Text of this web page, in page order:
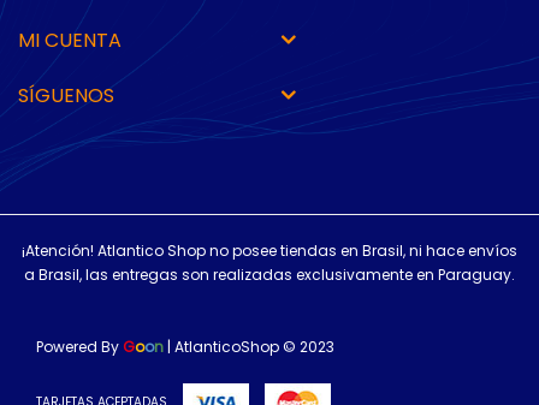
MI CUENTA
SÍGUENOS
¡Atención! Atlantico Shop no posee tiendas en Brasil, ni hace envíos
a Brasil, las entregas son realizadas exclusivamente en Paraguay.
Powered By Goon | AtlanticoShop © 2023